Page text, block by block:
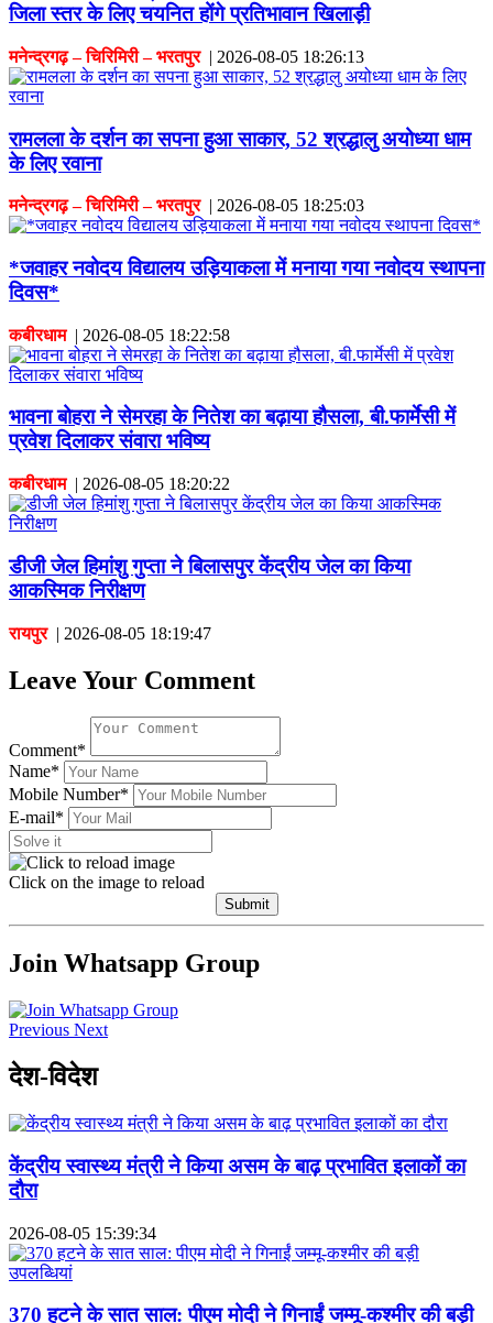
जिला स्तर के लिए चयनित होंगे प्रतिभावान खिलाड़ी
मनेन्द्रगढ़ – चिरिमिरी – भरतपुर| 2026-08-05 18:26:13
रामलला के दर्शन का सपना हुआ साकार, 52 श्रद्धालु अयोध्या धाम
के लिए रवाना
मनेन्द्रगढ़ – चिरिमिरी – भरतपुर| 2026-08-05 18:25:03
*जवाहर नवोदय विद्यालय उड़ियाकला में मनाया गया नवोदय स्थापना
दिवस*
कबीरधाम| 2026-08-05 18:22:58
भावना बोहरा ने सेमरहा के नितेश का बढ़ाया हौसला, बी.फार्मेसी में
प्रवेश दिलाकर संवारा भविष्य
कबीरधाम| 2026-08-05 18:20:22
डीजी जेल हिमांशु गुप्ता ने बिलासपुर केंद्रीय जेल का किया
आकस्मिक निरीक्षण
रायपुर| 2026-08-05 18:19:47
Leave Your Comment
Comment*
Name*
Mobile Number*
E-mail*
Click on the image to reload
Submit
Join Whatsapp Group
Previous Next
देश-विदेश
केंद्रीय स्वास्थ्य मंत्री ने किया असम के बाढ़ प्रभावित इलाकों का
दौरा
2026-08-05 15:39:34
370 हटने के सात साल: पीएम मोदी ने गिनाईं जम्मू-कश्मीर की बड़ी